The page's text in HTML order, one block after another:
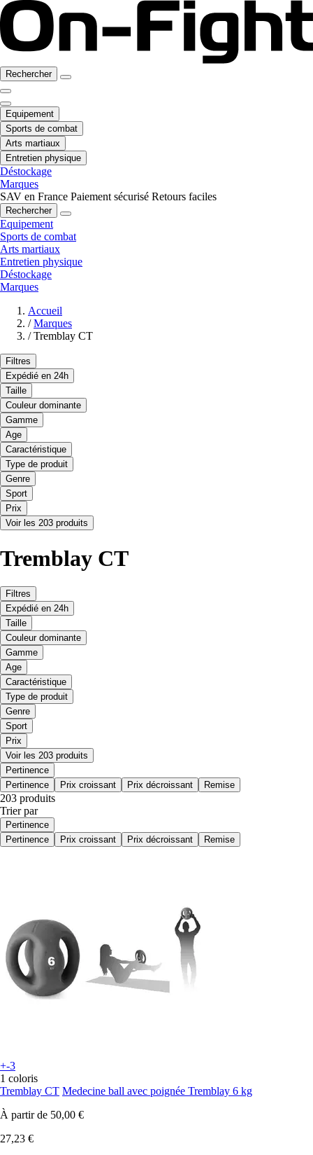
Rechercher
Equipement
Sports de combat
Arts martiaux
Entretien physique
Déstockage
Marques
SAV en France Paiement sécurisé Retours faciles
Rechercher
Equipement
Sports de combat
Arts martiaux
Entretien physique
Déstockage
Marques
Accueil
/ Marques
/ Tremblay CT
Filtres
Expédié en 24h
Taille
Couleur dominante
Gamme
Age
Caractéristique
Type de produit
Genre
Sport
Prix
Voir les 203 produits
Tremblay CT
Filtres
Expédié en 24h
Taille
Couleur dominante
Gamme
Age
Caractéristique
Type de produit
Genre
Sport
Prix
Voir les 203 produits
Pertinence
Pertinence
Prix croissant Prix décroissant Remise
203 produits
Trier par
Pertinence
Pertinence
Prix croissant Prix décroissant Remise
+-3
1 coloris
Tremblay CT Medecine ball avec poignée Tremblay 6 kg
À partir de 50,00 €
27,23 €